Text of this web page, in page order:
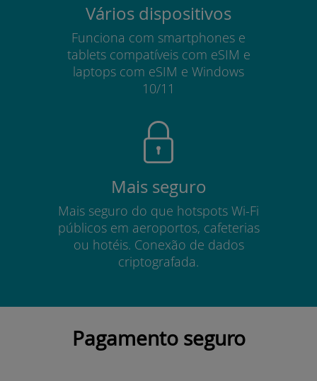
Vários dispositivos
Funciona com smartphones e
tablets compatíveis com eSIM e
laptops com eSIM e Windows
10/11
Mais seguro
Mais seguro do que hotspots Wi-Fi
públicos em aeroportos, cafeterias
ou hotéis. Conexão de dados
criptografada.
Pagamento seguro